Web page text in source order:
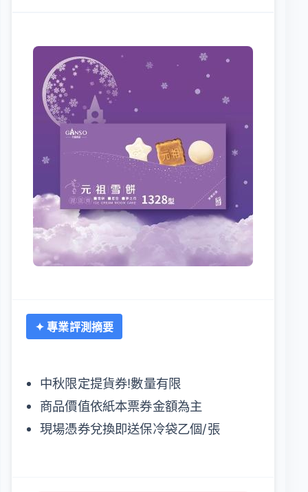
✦ 專業評測摘要
中秋限定提貨券!數量有限
商品價值依紙本票券金額為主
現場憑券兌換即送保冷袋乙個/張